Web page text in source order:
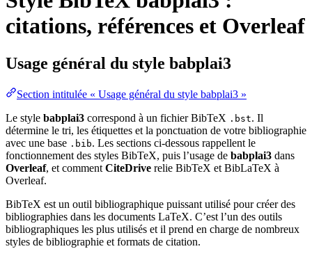
citations, références et Overleaf
Usage général du style babplai3
Section intitulée « Usage général du style babplai3 »
Le style babplai3 correspond à un fichier BibTeX .bst. Il
détermine le tri, les étiquettes et la ponctuation de votre bibliographie
avec une base .bib. Les sections ci-dessous rappellent le
fonctionnement des styles BibTeX, puis l’usage de babplai3 dans
Overleaf, et comment CiteDrive relie BibTeX et BibLaTeX à
Overleaf.
BibTeX est un outil bibliographique puissant utilisé pour créer des
bibliographies dans les documents LaTeX. C’est l’un des outils
bibliographiques les plus utilisés et il prend en charge de nombreux
styles de bibliographie et formats de citation.